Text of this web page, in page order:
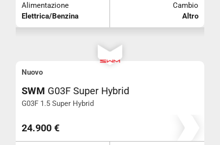
Alimentazione
Elettrica/Benzina
Cambio
Altro
Nuovo
SWM G03F Super Hybrid
G03F 1.5 Super Hybrid
24.900 €